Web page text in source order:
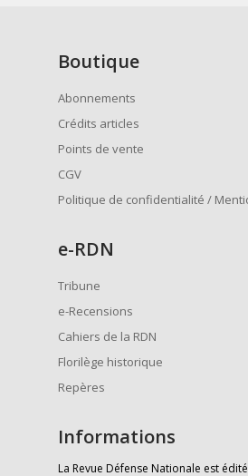
Boutique
Abonnements
Crédits articles
Points de vente
CGV
Politique de confidentialité /
e-RDN
Tribune
e-Recensions
Cahiers de la RDN
Florilège historique
Repères
Informations
La Revue Défense Nationale est